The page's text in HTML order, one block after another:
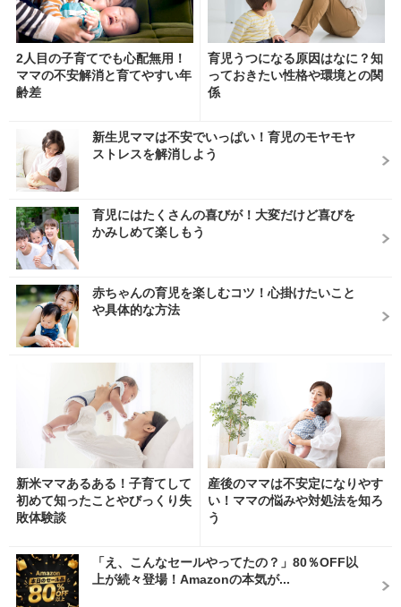
2人目の子育てでも心配無用！
ママの不安解消と育てやすい年
齢差
育児うつになる原因はなに？知
っておきたい性格や環境との関
係
新生児ママは不安でいっぱい！育児のモヤモヤ
ストレスを解消しよう
育児にはたくさんの喜びが！大変だけど喜びを
かみしめて楽しもう
赤ちゃんの育児を楽しむコツ！心掛けたいこと
や具体的な方法
新米ママあるある！子育てして
初めて知ったことやびっくり失
敗体験談
産後のママは不安定になりやす
い！ママの悩みや対処法を知ろ
う
「え、こんなセールやってたの？」80％OFF以
上が続々登場！Amazonの本気が...